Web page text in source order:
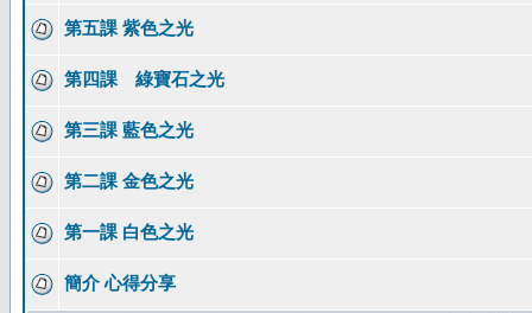
第五課 紫色之光
第四課 綠寶石之光
第三課 藍色之光
第二課 金色之光
第一課 白色之光
簡介 心得分享